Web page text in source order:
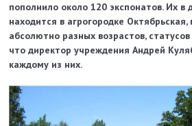
пополнило около 120 экспонатов. Их в
находится в агрогородке
абсолютно разных возрастов,
что директор учреждения Андрей
каждому из них.